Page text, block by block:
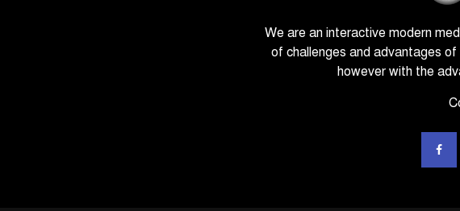
We are an interactive modern
of challenges and advantages
however with the